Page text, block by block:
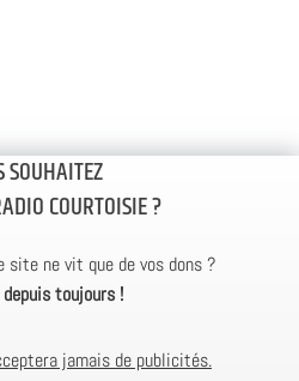
SOUHAITEZ
COURTOISIE ?
site ne vit que de vos dons ?
depuis toujours !
jamais de publicités.